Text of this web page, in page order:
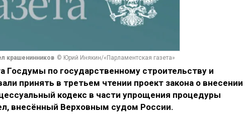
крашенинников © Юрий Инякин/«Парламентская газета»
Госдумы по государственному строительству и
принять в третьем чтении проект закона о внесении
кодекс в части упрощения процедуры
внесённый Верховным судом России.